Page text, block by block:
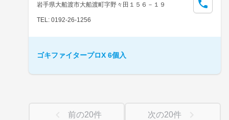
岩手県大船渡市大船渡町字野々田１５６－１９
TEL: 0192-26-1256
ゴキファイタープロX 6個入
前の20件 次の20件